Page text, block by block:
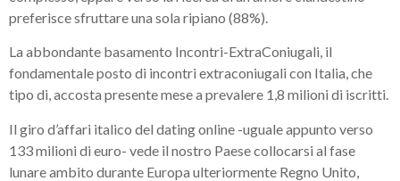
preferisce sfruttare una sola ripiano (88%).
La abbondante basamento Incontri-ExtraConiugali, il
fondamentale posto di incontri extraconiugali con Italia, che
tipo di, accosta presente mese a prevalere 1,8 milioni di iscritti.
Il giro d’affari italico del dating online -uguale appunto verso
133 milioni di euro- vede il nostro Paese collocarsi al fase
lunare ambito durante Europa ulteriormente Regno Unito,